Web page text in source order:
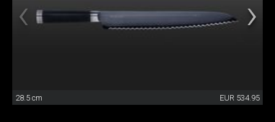
28.5 cm EUR 534.95